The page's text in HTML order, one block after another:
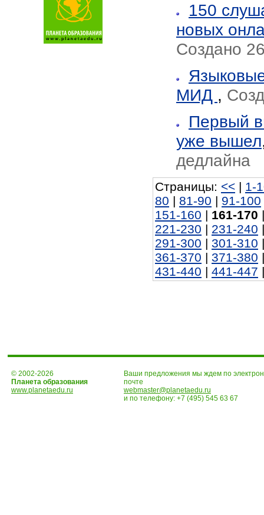
150
новых
Создано
МИД ,
Первый
уже вышел
дедлайна
Страницы: << | 1-
80 | 81-90 | 91-100
151-160 | 161-170 |
221-230 | 231-240 |
291-300 | 301-310 |
361-370 | 371-380 |
431-440 | 441-447 |
© 2002-2026
Планета образования
www.planetaedu.ru
Ваши предложения мы ждем по
почте
webmaster@planetaedu.ru
и по телефону: +7 (495) 545 63 67